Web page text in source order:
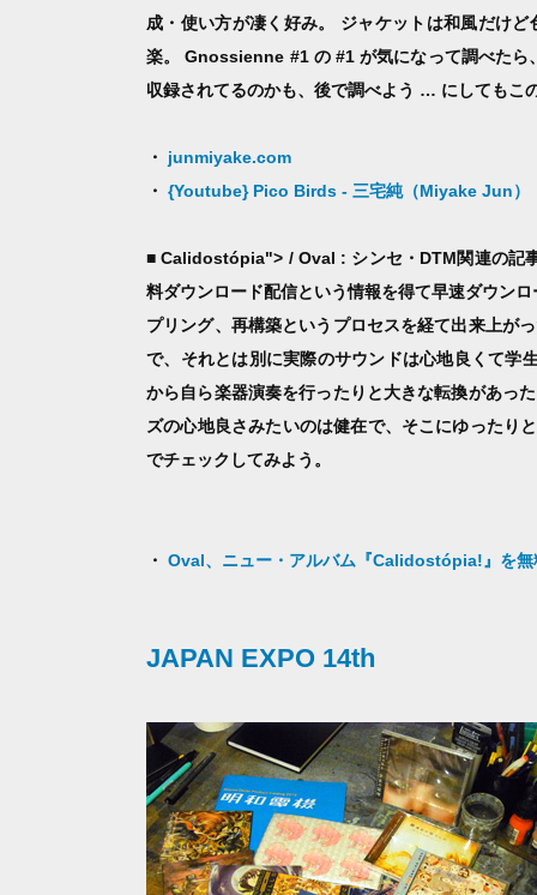
成・使い方が凄く好み。 ジャケットは和風だけ
楽。 Gnossienne #1 の #1 が気になって調べた
収録されてるのかも、後で調べよう … にしてもこ
・ junmiyake.com
・ {Youtube} Pico Birds - 三宅純（Miyake Jun）
■ Calidostópia"> / Oval : シンセ・DTM関連の記
料ダウンロード配信という情報を得て早速ダウン
プリング、再構築というプロセスを経て出来上が
で、それとは別に実際のサウンドは心地良くて学
から自ら楽器演奏を行ったりと大きな転換があっ
ズの心地良さみたいのは健在で、そこにゆったり
でチェックしてみよう。
・ Oval、ニュー・アルバム『Calidostópia!』を無
JAPAN EXPO 14th